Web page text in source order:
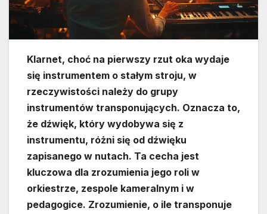
Klarnet, choć na pierwszy rzut oka wydaje
się instrumentem o stałym stroju, w
rzeczywistości należy do grupy
instrumentów transponujących. Oznacza to,
że dźwięk, który wydobywa się z
instrumentu, różni się od dźwięku
zapisanego w nutach. Ta cecha jest
kluczowa dla zrozumienia jego roli w
orkiestrze, zespole kameralnym i w
pedagogice. Zrozumienie, o ile transponuje